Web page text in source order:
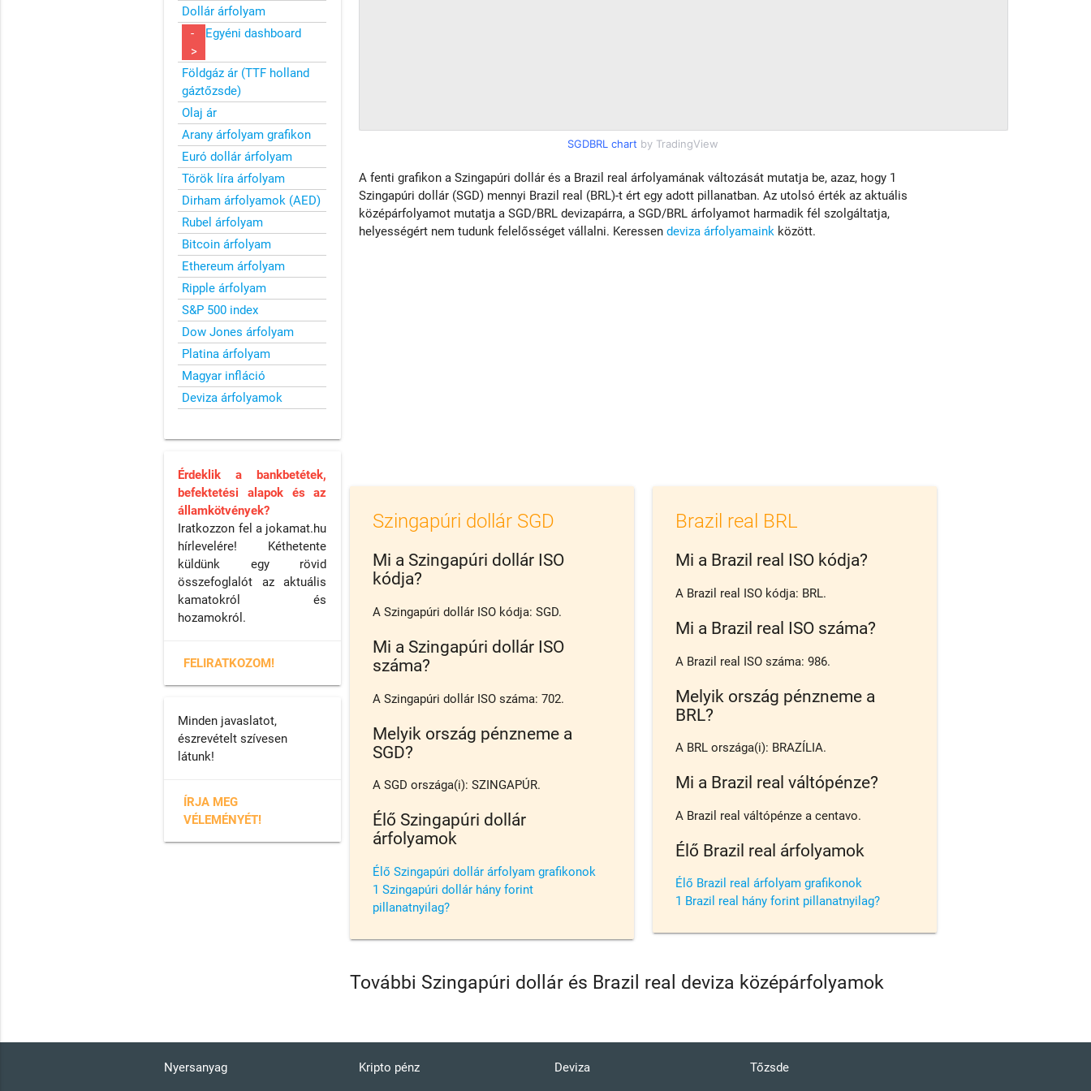
SGDBRL chart by TradingView
A fenti grafikon a Szingapúri dollár és a Brazil real árfolyamának változását mutatja be, azaz, hogy 1
Szingapúri dollár (SGD) mennyi Brazil real (BRL)-t ért egy adott pillanatban. Az utolsó érték az aktuális
középárfolyamot mutatja a SGD/BRL devizapárra, a SGD/BRL árfolyamot harmadik fél szolgáltatja,
helyességért nem tudunk felelősséget vállalni. Keressendeviza árfolyamaink között.
Szingapúri dollár SGD
Mi a Szingapúri dollár ISO
kódja?
A Szingapúri dollár ISO kódja: SGD.
Mi a Szingapúri dollár ISO
száma?
A Szingapúri dollár ISO száma: 702.
Melyik ország pénzneme a
SGD?
A SGD országa(i): SZINGAPÚR.
Élő Szingapúri dollár
árfolyamok
Élő Szingapúri dollár árfolyam grafikonok
1 Szingapúri dollár hány forint
pillanatnyilag?
Brazil real BRL
Mi a Brazil real ISO kódja?
A Brazil real ISO kódja: BRL.
Mi a Brazil real ISO száma?
A Brazil real ISO száma: 986.
Melyik ország pénzneme a
BRL?
A BRL országa(i): BRAZÍLIA.
Mi a Brazil real váltópénze?
A Brazil real váltópénze a centavo.
Élő Brazil real árfolyamok
Élő Brazil real árfolyam grafikonok
1 Brazil real hány forint pillanatnyilag?
További Szingapúri dollár és Brazil real deviza középárfolyamok
Dollár árfolyam
-
>
Egyéni dashboard
Földgáz ár (TTF holland
gáztőzsde)
Olaj ár
Arany árfolyam grafikon
Euró dollár árfolyam
Török líra árfolyam
Dirham árfolyamok (AED)
Rubel árfolyam
Bitcoin árfolyam
Ethereum árfolyam
Ripple árfolyam
S&P 500 index
Dow Jones árfolyam
Platina árfolyam
Magyar infláció
Deviza árfolyamok
Érdeklik a bankbetétek,
befektetési alapok és az
államkötvények?
Iratkozzon fel a jokamat.hu
hírlevelére! Kéthetente
küldünk egy rövid
összefoglalót az aktuális
kamatokról és
hozamokról.
FELIRATKOZOM!
Minden javaslatot,
észrevételt szívesen
látunk!
ÍRJA MEG
VÉLEMÉNYÉT!
Nyersanyag Kripto pénz Deviza Tőzsde